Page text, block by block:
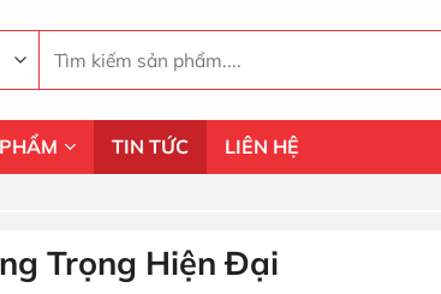
kiếm:
TIN TỨC LIÊN HỆ
Trọng Hiện Đại